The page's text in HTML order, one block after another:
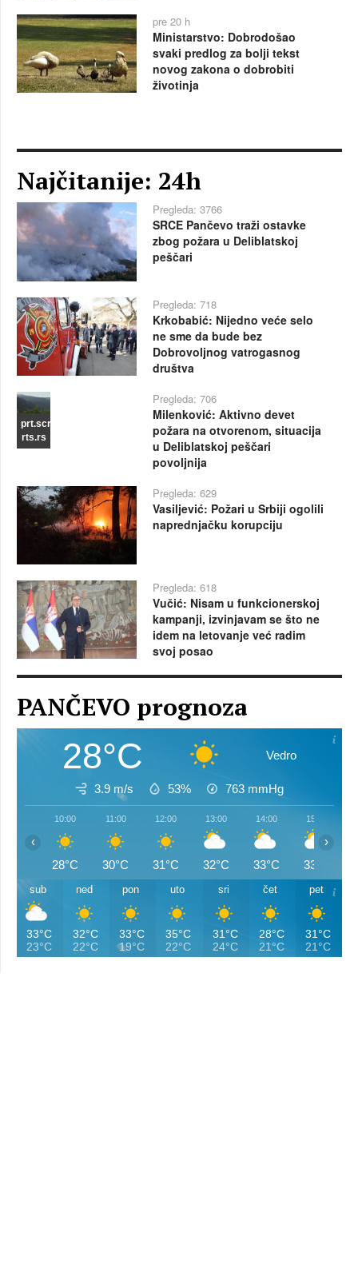
pre 20 h
Ministarstvo: Dobrodošao
svaki predlog za bolji tekst
novog zakona o dobrobiti
životinja
Najčitanije: 24h
Pregleda: 3766
SRCE Pančevo traži ostavke
zbog požara u Deliblatskoj
peščari
Pregleda: 718
Krkobabić: Nijedno veće selo
ne sme da bude bez
Dobrovoljnog vatrogasnog
društva
prt.scr
rts.rs
Pregleda: 706
Milenković: Aktivno devet
požara na otvorenom, situacija
u Deliblatskoj peščari
povoljnija
Pregleda: 629
Vasiljević: Požari u Srbiji ogolili
naprednjačku korupciju
Pregleda: 618
Vučić: Nisam u funkcionerskoj
kampanji, izvinjavam se što ne
idem na letovanje već radim
svoj posao
PANČEVO prognoza
28°C Vedro
3.9 m/s 53% 763 mmHg
10:00
28°C
11:00
30°C
12:00
31°C
13:00
32°C
14:00
33°C
15:00
33°C
‹ ›
sub
33°C
23°C
ned
32°C
22°C
pon
33°C
19°C
uto
35°C
22°C
sri
31°C
24°C
čet
28°C
21°C
pet
31°C
21°C